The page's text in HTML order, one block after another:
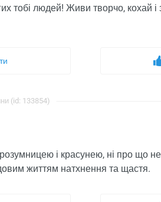
тобі людей! Живи творчо, кохай
(id: 133854)
і красунею, ні про що
життям натхнення та щастя.